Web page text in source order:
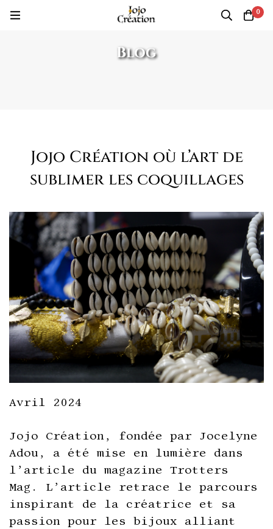
0
Blog
Jojo Création où l’art de
sublimer les coquillages
Avril 2024
Jojo Création, fondée par Jocelyne
Adou, a été mise en lumière dans
l’article du magazine Trotters
Mag. L’article retrace le parcours
inspirant de la créatrice et sa
passion pour les bijoux alliant